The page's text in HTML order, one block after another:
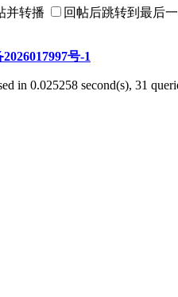
并转播 回帖后跳转到最后
号-1
in 0.025258 second(s), 31